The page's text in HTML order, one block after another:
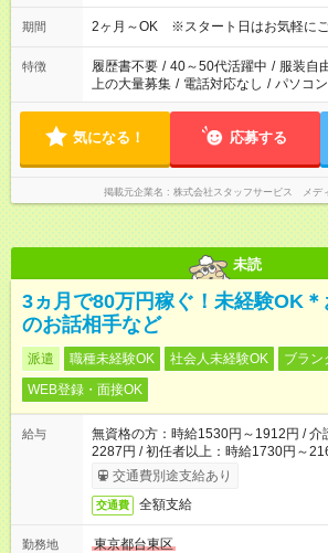
期間 2ヶ月～OK ※スタート日はお気軽にご
特徴 履歴書不要 / 40～50代活躍中 / 服装自
上の大量募集 / 電話対応なし / パソコ
気になる！ 応募する
掲載元企業名 株式会社スタッフサービス メデ
未読
3ヵ月で80万円稼ぐ！未経験OK
のお話相手など
派遣 職種未経験OK 社会人未経験OK
ブラン
WEB登録・面接OK
給与
無資格の方：時給1530円～1912円 / 介
2287円 / 初任者以上：時給1730円～
交通費別途支給あり
交通費 全額支給
勤務地
東京都台東区